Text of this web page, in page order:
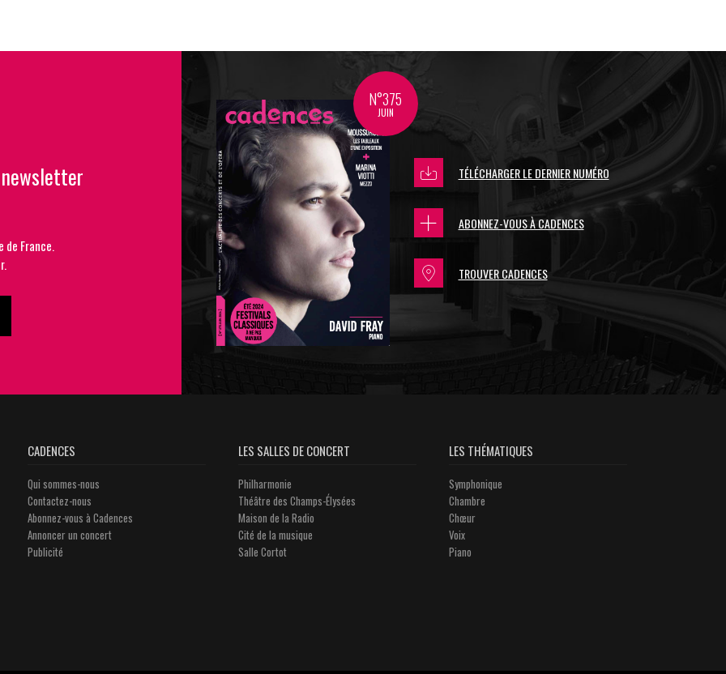
de France.
N°375
JUIN
TÉLÉCHARGER LE DERNIER NUMÉRO
ABONNEZ-VOUS À CADENCES
TROUVER CADENCES
CADENCES
Qui sommes-nous
Contactez-nous
Abonnez-vous à Cadences
Annoncer un concert
Publicité
LES SALLES DE CONCERT
Philharmonie
Théâtre des Champs-Élysées
Maison de la Radio
Cité de la musique
Salle Cortot
LES THÉMATIQUES
Symphonique
Chambre
Chœur
Voix
Piano